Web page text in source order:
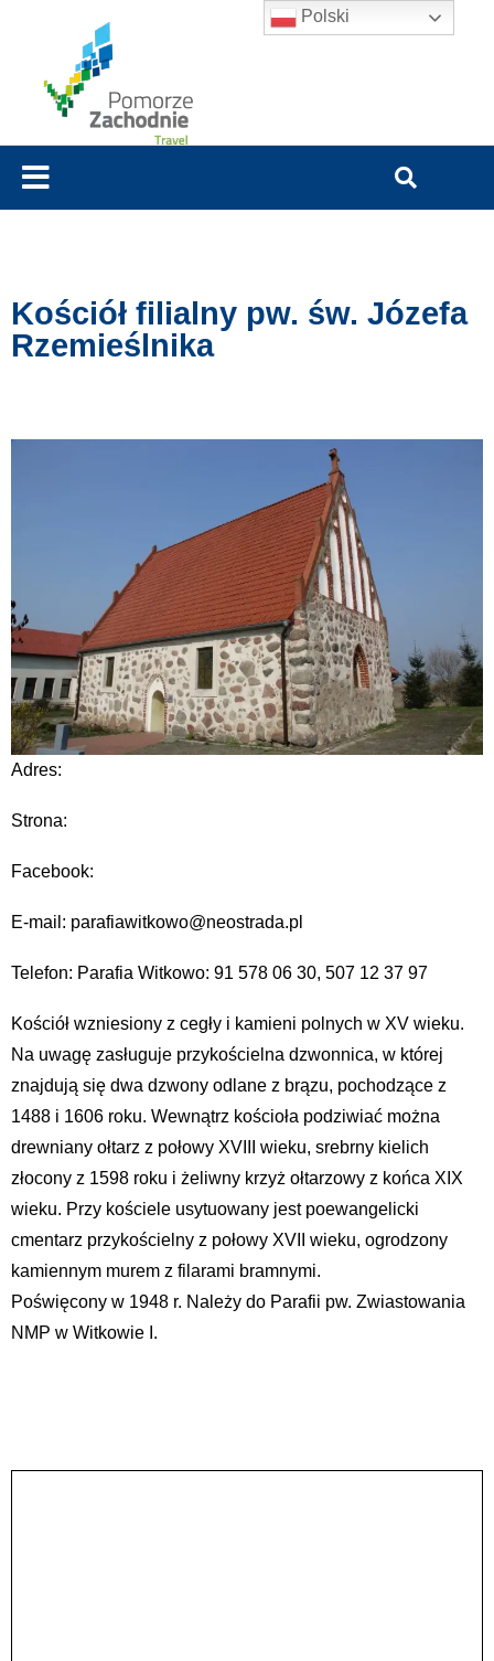
Kościół filialny pw. św. Józefa
Rzemieślnika
Adres:
Strona:
Facebook:
E-mail: parafiawitkowo@neostrada.pl
Telefon: Parafia Witkowo: 91 578 06 30, 507 12 37 97
Kościół wzniesiony z cegły i kamieni polnych w XV wieku.
Na uwagę zasługuje przykościelna dzwonnica, w której
znajdują się dwa dzwony odlane z brązu, pochodzące z
1488 i 1606 roku. Wewnątrz kościoła podziwiać można
drewniany ołtarz z połowy XVIII wieku, srebrny kielich
złocony z 1598 roku i żeliwny krzyż ołtarzowy z końca XIX
wieku. Przy kościele usytuowany jest poewangelicki
cmentarz przykościelny z połowy XVII wieku, ogrodzony
kamiennym murem z filarami bramnymi.
Poświęcony w 1948 r. Należy do Parafii pw. Zwiastowania
NMP w Witkowie I.
Polski